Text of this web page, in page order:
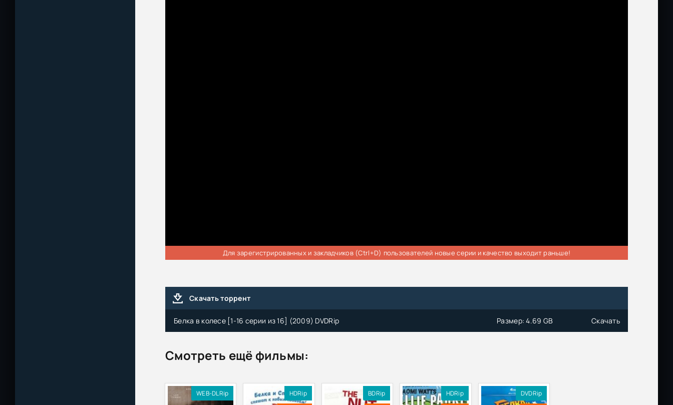
Для зарегистрированных и закладчиков (Ctrl+D) пользователей новые серии и качество выходит раньше!
Скачать торрент
Белка в колесе [1-16 серии из 16] (2009) DVDRip Размер: 4.69 GB Скачать
Смотреть ещё фильмы:
WEB-DLRip HDRip BDRip HDRip DVDRip